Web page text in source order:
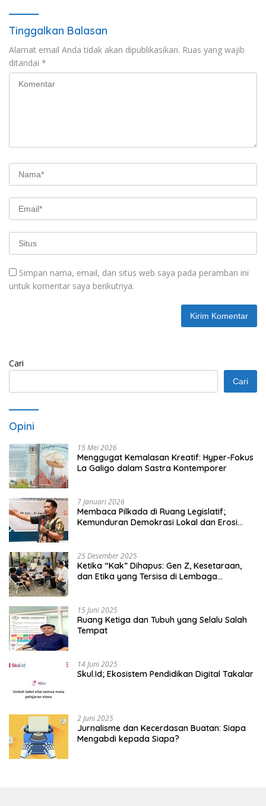
Tinggalkan Balasan
Alamat email Anda tidak akan dipublikasikan. Ruas yang wajib
ditandai *
Simpan nama, email, dan situs web saya pada peramban ini
untuk komentar saya berikutnya.
Cari
Cari
Opini
15 Mei 2026
Menggugat Kemalasan Kreatif: Hyper-Fokus
La Galigo dalam Sastra Kontemporer
7 Januari 2026
Membaca Pilkada di Ruang Legislatif;
Kemunduran Demokrasi Lokal dan Erosi
25 Desember 2025
Ketika “Kak” Dihapus: Gen Z, Kesetaraan,
dan Etika yang Tersisa di Lembaga
15 Juni 2025
Ruang Ketiga dan Tubuh yang Selalu Salah
Tempat
14 Juni 2025
Skul.Id; Ekosistem Pendidikan Digital Takalar
2 Juni 2025
Jurnalisme dan Kecerdasan Buatan: Siapa
Mengabdi kepada Siapa?